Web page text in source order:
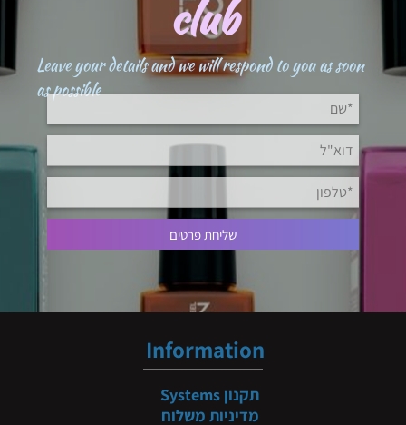
club
Leave your details and we will respond to you as soon
as possible
Information
תקנון Systems
מדיניות משלוח